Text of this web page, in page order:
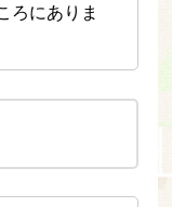
ろにありま